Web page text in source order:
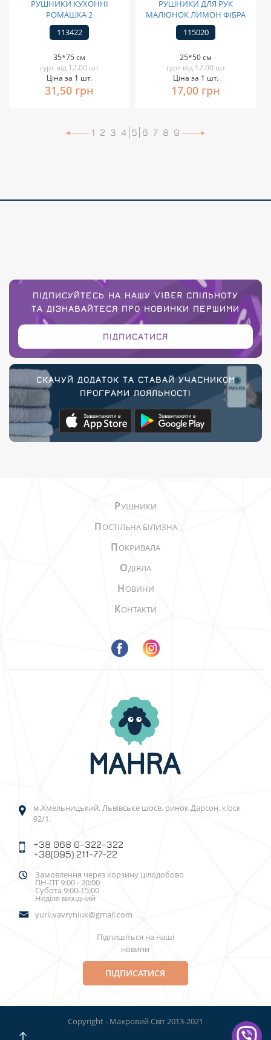
РУШНИКИ КУХОННІ
РОМАШКА 2
113422
35*75 см
гурт від 12.00 шт
Ціна за 1 шт.
31,50 грн
РУШНИКИ ДЛЯ РУК
МАЛЮНОК ЛИМОН ФІБРА
115020
25*50 см
гурт від 12.00 шт
Ціна за 1 шт.
17,00 грн
1 2 3 4 5 6 7 8 9
ПІДПИСУЙТЕСЬ НА НАШУ VIBER СПІЛЬНОТУ
ТА ДІЗНАВАЙТЕСЯ ПРО НОВИНКИ ПЕРШИМИ
ПІДПИСАТИСЯ
СКАЧУЙ ДОДАТОК ТА СТАВАЙ УЧАСНИКОМ
ПРОГРАМИ ЛОЯЛЬНОСТІ
РУШНИКИ
ПОСТІЛЬНА БІЛИЗНА
ПОКРИВАЛА
ОДІЯЛА
НОВИНИ
КОНТАКТИ
м.Хмельницький, Львівське шосе, ринок Дарсон, кіоск
92/1.
+38 068 0-322-322
+38(095) 211-77-22
Замовлення через корзину цілодобово
ПН-ПТ 9:00 - 20:00
Субота 9:00-15:00
Неділя вихідний
yurii.vavryniuk@gmail.com
Підпишіться на наші
новини
ПІДПИСАТИСЯ
Copyright - Махровий Світ 2013-2021